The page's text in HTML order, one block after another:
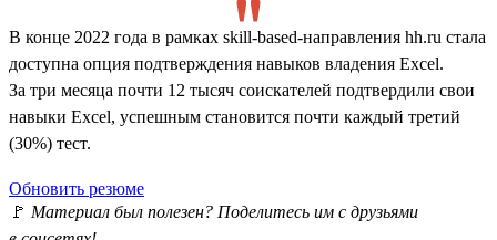
В конце 2022 года в рамках skill-based-направления hh.ru стала
доступна опция подтверждения навыков владения Excel.
За три месяца почти 12 тысяч соискателей подтвердили свои
навыки Excel, успешным становится почти каждый третий
(30%) тест.
Обновить резюме
🚩 Материал был полезен? Поделитесь им с друзьями